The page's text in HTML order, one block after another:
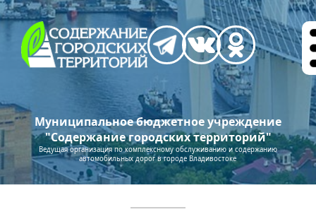
Муниципальное бюджетное учреждение
"Содержание городских территорий"
Ведущая организация по комплексному обслуживанию и содержанию
автомобильных дорог в городе Владивостоке